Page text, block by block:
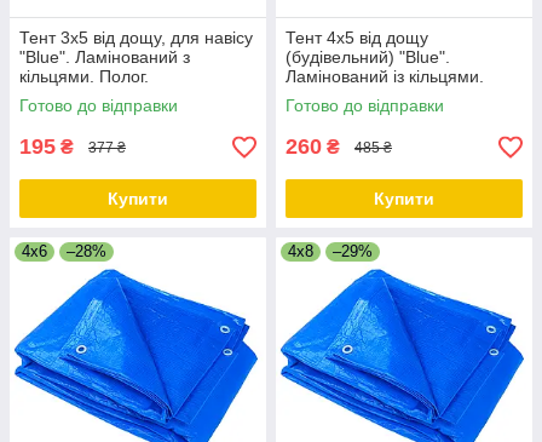
Тент 3х5 від дощу, для навісу
"Blue". Ламінований з
кільцями. Полог.
Готово до відправки
195 ₴ 377 ₴
Купити
Тент 4х5 від дощу
(будівельний) "Blue".
Ламінований із кільцями.
Полог.
Готово до відправки
260 ₴ 485 ₴
Купити
4x6 –28% 4x8 –29%